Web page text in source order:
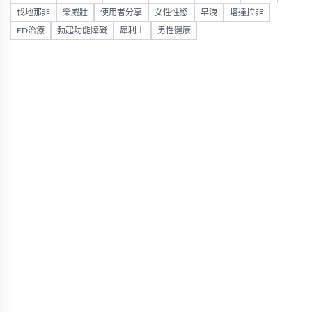
伐地那非 樂威壯 使用者分享 女性性慾 早洩 塔達拉非
ED治療 勃起功能障礙 犀利士 男性健康